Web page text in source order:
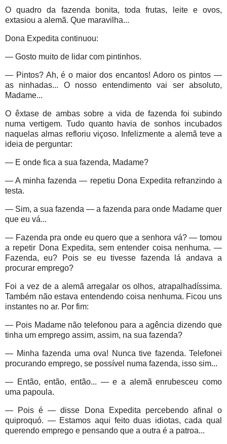
O quadro da fazenda bonita, toda frutas, leite e ovos,
extasiou a alemã. Que maravilha...
Dona Expedita continuou:
— Gosto muito de lidar com pintinhos.
— Pintos? Ah, é o maior dos encantos! Adoro os pintos —
as ninhadas... O nosso entendimento vai ser absoluto,
Madame...
O êxtase de ambas sobre a vida de fazenda foi subindo
numa vertigem. Tudo quanto havia de sonhos incubados
naquelas almas refloriu viçoso. Infelizmente a alemã teve a
ideia de perguntar:
— E onde fica a sua fazenda, Madame?
— A minha fazenda — repetiu Dona Expedita refranzindo a
testa.
— Sim, a sua fazenda — a fazenda para onde Madame quer
que eu vá...
— Fazenda pra onde eu quero que a senhora vá? — tomou
a repetir Dona Expedita, sem entender coisa nenhuma. —
Fazenda, eu? Pois se eu tivesse fazenda lá andava a
procurar emprego?
Foi a vez de a alemã arregalar os olhos, atrapalhadíssima.
Também não estava entendendo coisa nenhuma. Ficou uns
instantes no ar. Por fim:
— Pois Madame não telefonou para a agência dizendo que
tinha um emprego assim, assim, na sua fazenda?
— Minha fazenda uma ova! Nunca tive fazenda. Telefonei
procurando emprego, se possível numa fazenda, isso sim...
— Então, então, então... — e a alemã enrubesceu como
uma papoula.
— Pois é — disse Dona Expedita percebendo afinal o
quiproquó. — Estamos aqui feito duas idiotas, cada qual
querendo emprego e pensando que a outra é a patroa...